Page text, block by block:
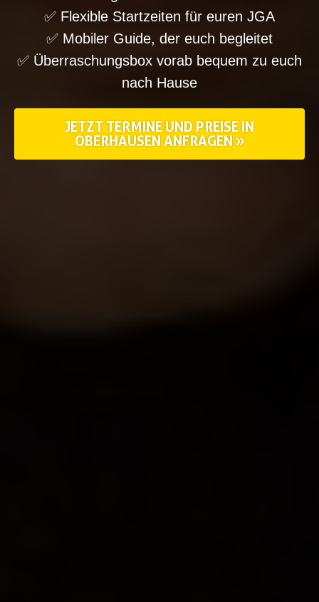
✅ Flexible Startzeiten für euren JGA
✅ Mobiler Guide, der euch begleitet
✅ Überraschungsbox vorab bequem zu euch
nach Hause
JETZT TERMINE UND PREISE IN
OBERHAUSEN ANFRAGEN »